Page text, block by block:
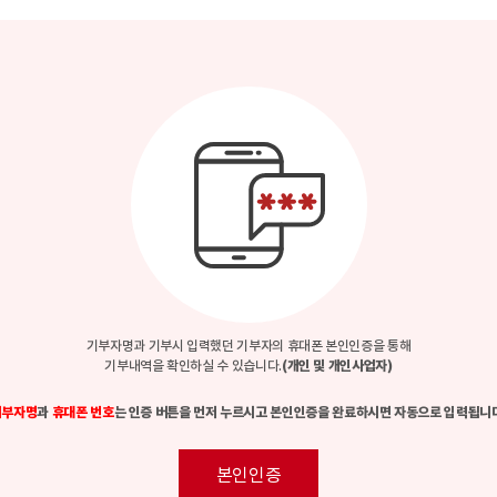
기부자명과 기부시 입력했던 기부자의 휴대폰 본인인증을 통해
기부내역을 확인하실 수 있습니다.(개인 및 개인사업자)
자명과 휴대폰 번호는 인증 버튼을 먼저 누르시고 본인인증을 완료하시면 자동으로 입력됩니
본인인증